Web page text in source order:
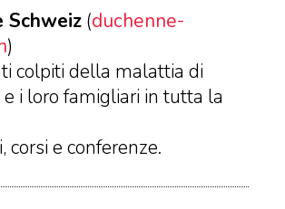
Schweiz (duchenne-
)
colpiti della malattia di
i loro famigliari in tutta la
corsi e conferenze.